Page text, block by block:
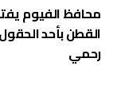
محافظ الفيوم
القطن بأحد الحقول
رحمي